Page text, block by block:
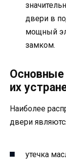
двери в
мощный
замком.
Основные
их
Наиболее
двери
утечка